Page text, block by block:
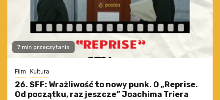
7 min przeczytania
Film Kultura
26. SFF: Wrażliwość to nowy punk. O „Reprise.
Od początku, raz jeszcze” Joachima Triera